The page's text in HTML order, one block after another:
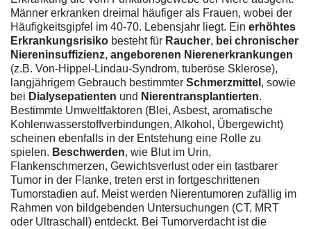
Männer erkranken dreimal häufiger als Frauen, wobei der
Häufigkeitsgipfel im 40-70. Lebensjahr liegt. Ein erhöhtes
Erkrankungsrisiko besteht für Raucher, bei chronischer
Niereninsuffizienz, angeborenen Nierenerkrankungen
(z.B. Von-Hippel-Lindau-Syndrom, tuberöse Sklerose),
langjährigem Gebrauch bestimmter Schmerzmittel , sowie
bei Dialysepatienten und Nierentransplantierten.
Bestimmte Umweltfaktoren (Blei, Asbest, aromatische
Kohlenwasserstoffverbindungen, Alkohol, Übergewicht)
scheinen ebenfalls in der Entstehung eine Rolle zu
spielen. Beschwerden, wie Blut im Urin,
Flankenschmerzen, Gewichtsverlust oder ein tastbarer
Tumor in der Flanke, treten erst in fortgeschrittenen
Tumorstadien auf. Meist werden Nierentumoren zufällig im
Rahmen von bildgebenden Untersuchungen (CT, MRT
oder Ultraschall) entdeckt. Bei Tumorverdacht ist die